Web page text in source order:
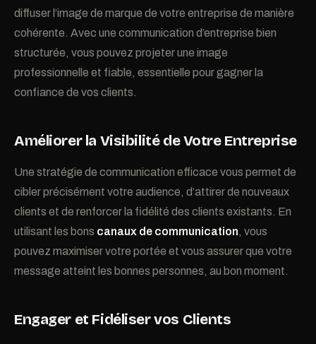
diffuser l’image de marque de votre entreprise de manière
cohérente. Avec une communication d’entreprise bien
structurée, vous pouvez projeter une image
professionnelle et fiable, essentielle pour gagner la
confiance de vos clients.
Améliorer la Visibilité de Votre Entreprise
Une stratégie de communication efficace vous permet de
cibler précisément votre audience, d’attirer de nouveaux
clients et de renforcer la fidélité des clients existants. En
utilisant les bons canaux de communication, vous
pouvez maximiser votre portée et vous assurer que votre
message atteint les bonnes personnes, au bon moment.
Engager et Fidéliser vos Clients